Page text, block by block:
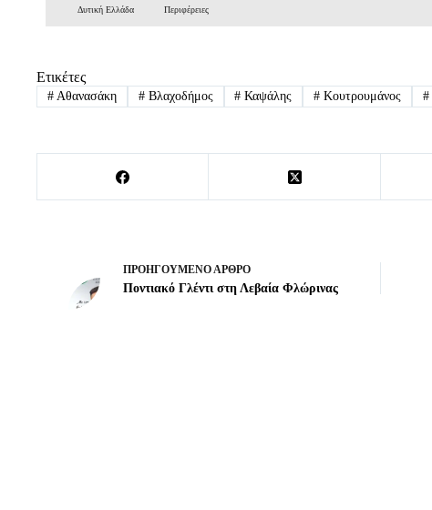
Δυτική Ελλάδα Περιφέρειες
Ετικέτες
#Αθανασάκη #Βλαχοδήμος # Καψάλης # Κουτρουμάνος #
ΠΡΟΗΓΟΎΜΕΝΟ ΆΡΘΡΟ
Ποντιακό Γλέντι στη Λεβαία Φλώρινας